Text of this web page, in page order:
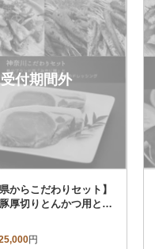
受付期間外
からこだわりセット】
厚切りとんかつ用と鎌
円